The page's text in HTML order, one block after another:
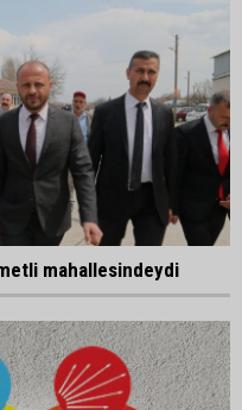
mahallesindeydi